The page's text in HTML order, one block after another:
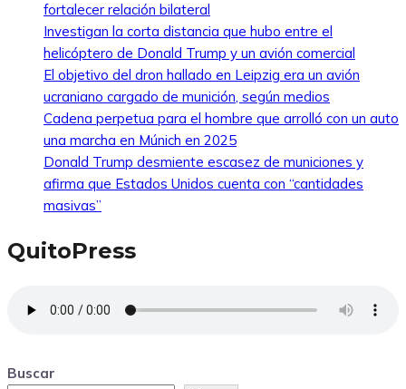
fortalecer relación bilateral
Investigan la corta distancia que hubo entre el
helicóptero de Donald Trump y un avión comercial
El objetivo del dron hallado en Leipzig era un avión
ucraniano cargado de munición, según medios
Cadena perpetua para el hombre que arrolló con un auto
una marcha en Múnich en 2025
Donald Trump desmiente escasez de municiones y
afirma que Estados Unidos cuenta con “cantidades
masivas”
QuitoPress
Buscar